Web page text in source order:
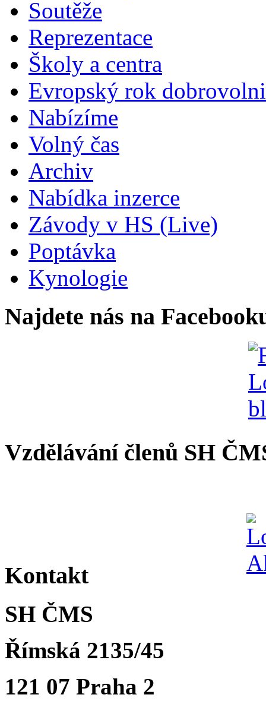
Soutěže
Reprezentace
Školy a centra
Evropský rok
Nabízíme
Volný čas
Archiv
Nabídka inzerce
Závody v HS (Live)
Poptávka
Kynologie
Najdete nás na
Vzdělávání členů SH
Kontakt
SH ČMS
Římská 2135/45
121 07 Praha 2